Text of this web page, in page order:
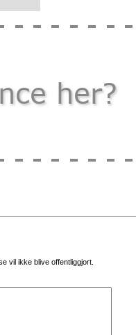
vil ikke blive offentliggjort.